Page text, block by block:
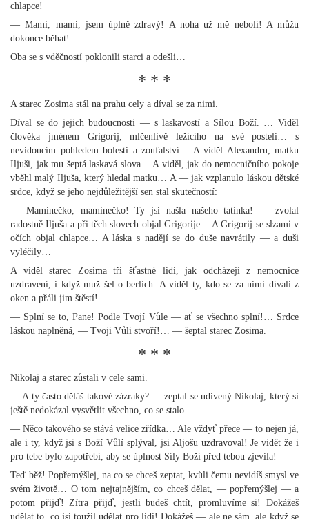
chlapce!
— Mami, mami, jsem úplně zdravý! A noha už mě nebolí! A můžu
dokonce běhat!
Oba se s vděčností poklonili starci a odešli…
* * *
A starec Zosima stál na prahu cely a díval se za nimi.
Díval se do jejich budoucnosti — s laskavostí a Sílou Boží. … Viděl
člověka jménem Grigorij, mlčenlivě ležícího na své posteli… s
nevidoucím pohledem bolesti a zoufalství… A viděl Alexandru, matku
Iljuši, jak mu šeptá laskavá slova… A viděl, jak do nemocničního pokoje
vběhl malý Iljuša, který hledal matku… A — jak vzplanulo láskou dětské
srdce, když se jeho nejdůležitější sen stal skutečností:
— Maminečko, maminečko! Ty jsi našla našeho tatínka! — zvolal
radostně Iljuša a při těch slovech objal Grigorije… A Grigorij se slzami v
očích objal chlapce… A láska s nadějí se do duše navrátily — a duši
vyléčily…
A viděl starec Zosima tři šťastné lidi, jak odcházejí z nemocnice
uzdravení, i když muž šel o berlích. A viděl ty, kdo se za nimi dívali z
oken a přáli jim štěstí!
— Splní se to, Pane! Podle Tvojí Vůle — ať se všechno splní!… Srdce
láskou naplněná, — Tvoji Vůli stvoří!… — šeptal starec Zosima.
* * *
Nikolaj a starec zůstali v cele sami.
— A ty často děláš takové zázraky? — zeptal se udivený Nikolaj, který si
ještě nedokázal vysvětlit všechno, co se stalo.
— Něco takového se stává velice zřídka… Ale vždyť přece — to nejen já,
ale i ty, když jsi s Boží Vůlí splýval, jsi Aljošu uzdravoval! Je vidět že i
pro tebe bylo zapotřebí, aby se úplnost Síly Boží před tebou zjevila!
Teď běž! Popřemýšlej, na co se chceš zeptat, kvůli čemu nevidíš smysl ve
svém životě… O tom nejtajnějším, co chceš dělat, — popřemýšlej — a
potom přijď! Zítra přijď, jestli budeš chtít, promluvíme si! Dokážeš
udělat to, co jsi toužil udělat pro lidi! Dokážeš — ale ne sám, ale když se